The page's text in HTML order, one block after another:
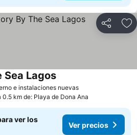
Compartir
e instalaciones nuevas
Sea Lagos
0.5 km de: Playa de Dona Ana
ver los
Ver precios